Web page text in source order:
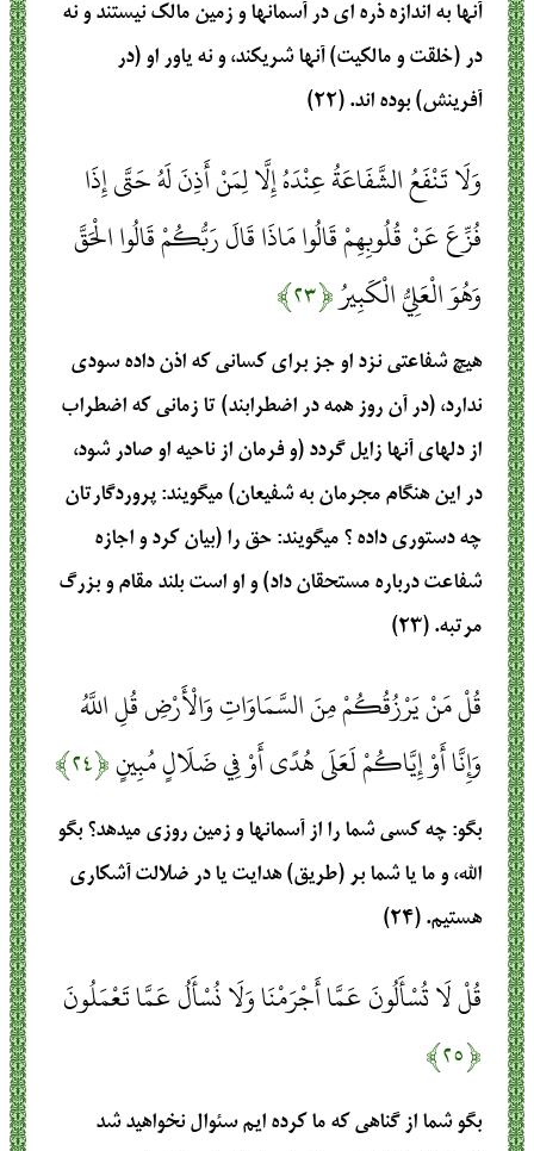
آنها به اندازه ذره‏ اي در آسمانها و زمين مالك نيستند و نه
در (خلقت و مالكيت) آنها شريكند، و نه ياور او (در
آفرينش) بوده‏ اند. (۲۲)
وَلَا تَنْفَعُ الشَّفَاعَةُ عِنْدَهُ إِلَّا لِمَنْ أَذِنَ لَهُ حَتَّى إِذَا
فُزِّعَ عَنْ قُلُوبِهِمْ قَالُوا مَاذَا قَالَ رَبُّكُمْ قَالُوا الْحَقَّ
وَهُوَ الْعَلِيُّ الْكَبِيرُ﴿۲۳﴾
هيچ شفاعتي نزد او جز براي كساني كه اذن داده سودي
ندارد، (در آن روز همه در اضطرابند) تا زماني كه اضطراب
از دلهاي آنها زايل گردد (و فرمان از ناحيه او صادر شود،
در اين هنگام مجرمان به شفيعان) مي‏گويند: پروردگارتان
چه دستوري داده ؟ مي‏گويند: حق را (بيان كرد و اجازه
شفاعت درباره مستحقان داد) و او است بلند مقام و بزرگ
مرتبه. (۲۳)
قُلْ مَنْ يَرْزُقُكُمْ مِنَ السَّمَاوَاتِ وَالْأَرْضِ قُلِ اللَّهُ
وَإِنَّا أَوْ إِيَّاكُمْ لَعَلَى هُدًى أَوْ فِي ضَلَالٍ مُبِينٍ﴿۲۴﴾
بگو: چه كسي شما را از آسمانها و زمين روزي مي‏دهد؟ بگو
الله، و ما يا شما بر (طريق) هدايت يا در ضلالت آشكاري
هستيم. (۲۴)
قُلْ لَا تُسْأَلُونَ عَمَّا أَجْرَمْنَا وَلَا نُسْأَلُ عَمَّا تَعْمَلُونَ
﴿۲۵﴾
بگو شما از گناهي كه ما كرده‏ ايم سئوال نخواهيد شد